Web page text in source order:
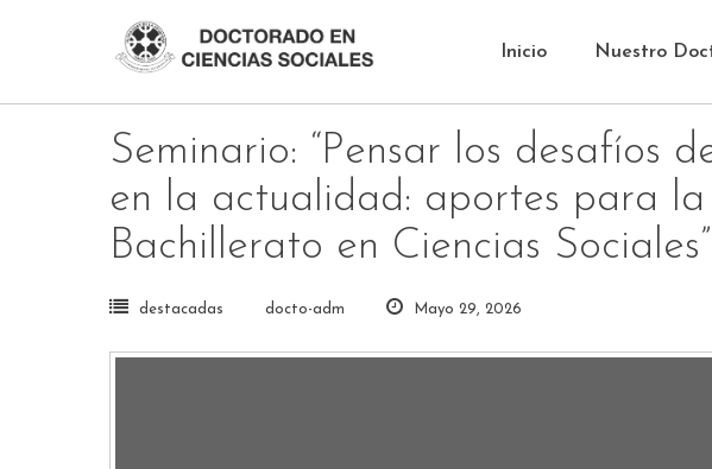
Inicio Nuestro
Seminario: “Pensar los desafíos
en la actualidad: aportes para
Bachillerato en Ciencias Sociales”
destacadas docto-adm Mayo 29, 2026